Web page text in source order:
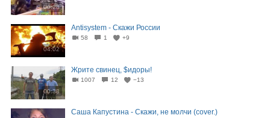
00:28
04:02
Antisystem - Скажи России
58 1 +9
00:38
Жрите свинец, $идоры!
1007 12 −13
Саша Капустина - Скажи, не молчи (cover.)